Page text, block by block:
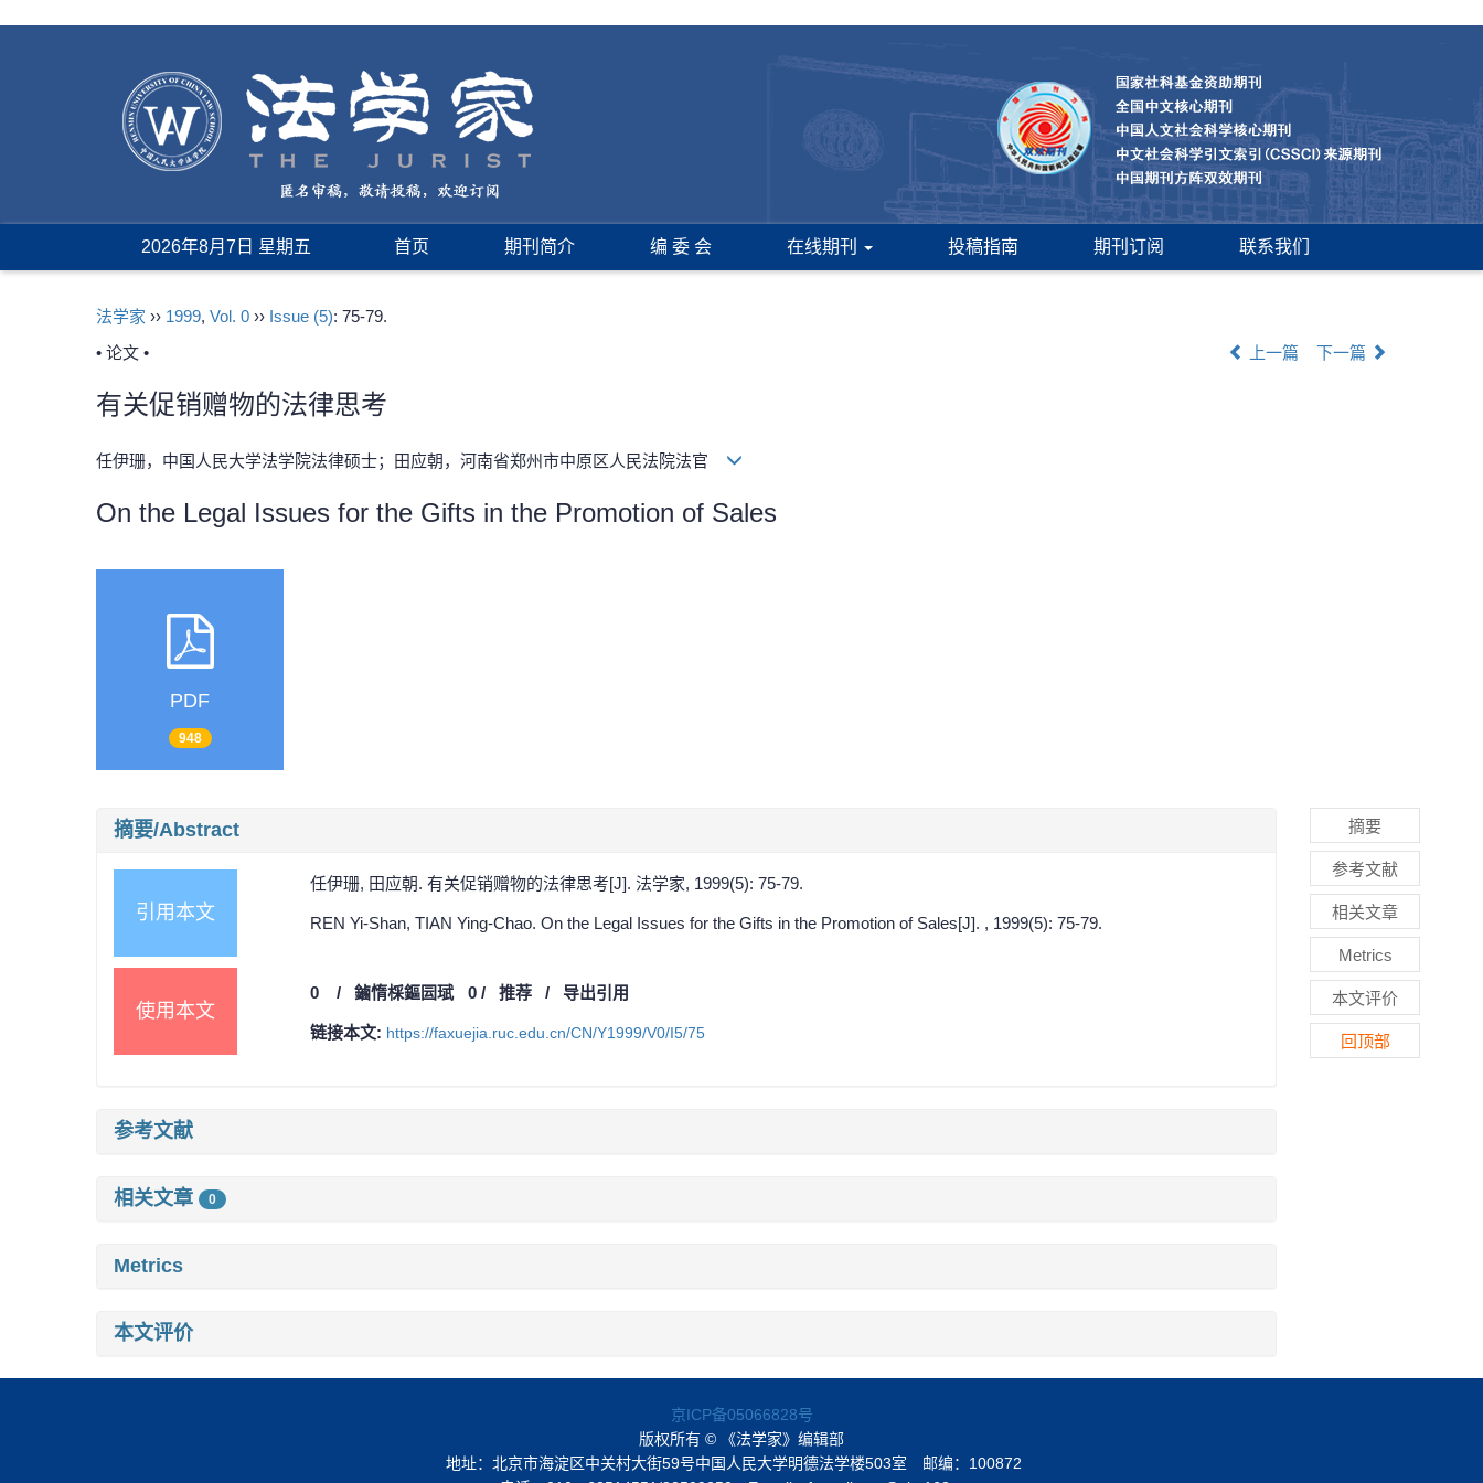
2026年8月7日 星期五 首页 期刊简介 编 委 会 在线期刊 投稿指南 期刊订阅 联系我们
法学家 ›› 1999, Vol. 0 ›› Issue (5): 75-79.
• 论文 •
上一篇 下一篇
有关促销赠物的法律思考
任伊珊，中国人民大学法学院法律硕士；田应朝，河南省郑州市中原区人民法院法官
On the Legal Issues for the Gifts in the Promotion of Sales
PDF
948
摘要/Abstract
引用本文
任伊珊, 田应朝. 有关促销赠物的法律思考[J]. 法学家, 1999(5): 75-79.
REN Yi-Shan, TIAN Ying-Chao. On the Legal Issues for the Gifts in the Promotion of Sales[J]. , 1999(5): 75-79.
使用本文
0 / 鏀惰棌鏂囩珷 0/ 推荐 / 导出引用
链接本文: https://faxuejia.ruc.edu.cn/CN/Y1999/V0/I5/75
参考文献
相关文章 0
Metrics
本文评价
摘要
参考文献
相关文章
Metrics
本文评价
回顶部
京ICP备05066828号
版权所有 © 《法学家》编辑部
地址：北京市海淀区中关村大街59号中国人民大学明德法学楼503室 邮编：100872